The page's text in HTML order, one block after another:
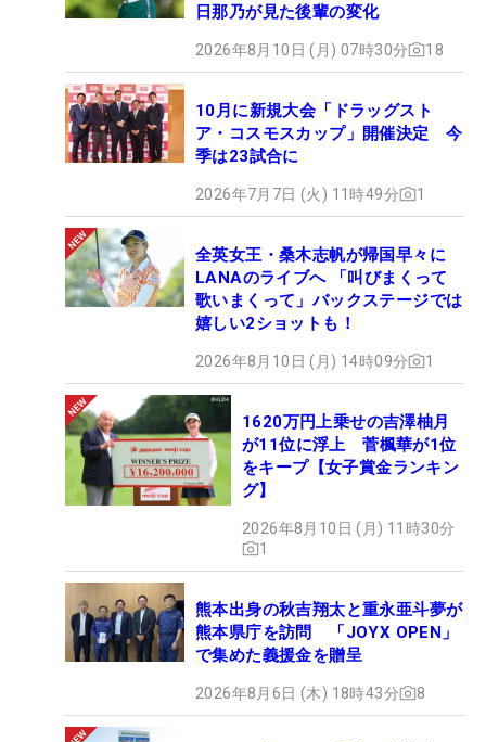
日那乃が見た後輩の変化
2026年8月10日 (月) 07時30分 18
10月に新規大会「ドラッグスト
ア・コスモスカップ」開催決定 今
季は23試合に
2026年7月7日 (火) 11時49分 1
全英女王・桑木志帆が帰国早々に
LANAのライブへ 「叫びまくって
歌いまくって」バックステージでは
嬉しい2ショットも！
2026年8月10日 (月) 14時09分 1
1620万円上乗せの吉澤柚月
が11位に浮上 菅楓華が1位
をキープ【女子賞金ランキン
グ】
2026年8月10日 (月) 11時30分
1
熊本出身の秋吉翔太と重永亜斗夢が
熊本県庁を訪問 「JOYX OPEN」
で集めた義援金を贈呈
2026年8月6日 (木) 18時43分 8